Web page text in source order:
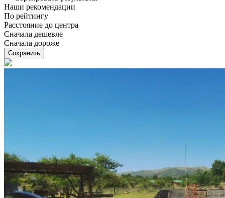
Наши рекомендации
По рейтингу
Расстояние до центра
Сначала дешевле
Сначала дороже
Сохранить